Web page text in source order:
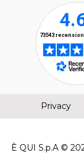
Privacy
È QUI S.p.A ©